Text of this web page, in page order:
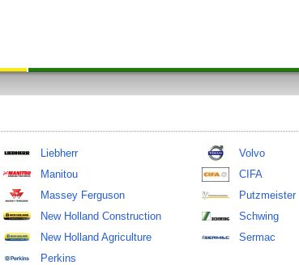
Liebherr
Manitou
Massey Ferguson
New Holland Construction
New Holland Agriculture
Perkins
Volvo
CIFA
Putzmeister
Schwing
Sermac